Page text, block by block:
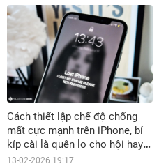
Cách thiết lập chế độ chống
mất cực mạnh trên iPhone, bí
kíp cài là quên lo cho hội hay
lơ đãng
13-02-2026 19:17